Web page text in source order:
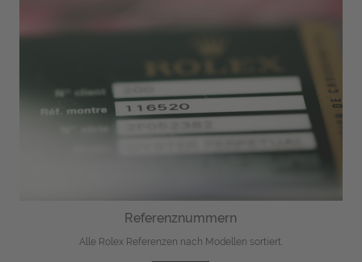
Referenznummern
Alle Rolex Referenzen nach Modellen sortiert.